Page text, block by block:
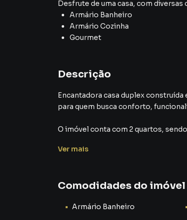
Desfrute de uma casa, com diversas
Armário Banheiro
Armário Cozinha
Gourmet
Descrição
Encantadora casa duplex construída
para quem busca conforto,
O imóvel conta com 2 quartos,
cozinha oferece um layout funcional
diferencial é o espaço disponível
Ver mais
Comodidades do imóvel
Armário Banheiro